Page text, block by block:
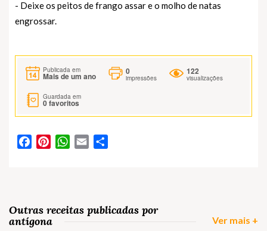
- Deixe os peitos de frango assar e o molho de natas
engrossar.
Publicada em
Mais de um ano
0
impressões
122
visualizações
Guardada em
0favoritos
FacebookPinterestWhatsApp
Email
Outras receitas publicadas por
antígona
Ver mais +